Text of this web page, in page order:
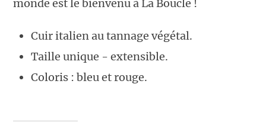
monde est le bienvenu à La Boucle !
Cuir italien au tannage végétal.
Taille unique - extensible.
Coloris : bleu et rouge.